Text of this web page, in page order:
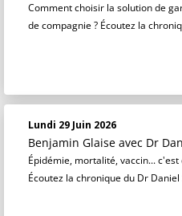
Comment choisir la solution de
de compagnie ? Écoutez la
Lundi 29 Juin 2026
Benjamin Glaise avec Dr
Épidémie, mortalité, vaccin...
Écoutez la chronique du Dr Daniel